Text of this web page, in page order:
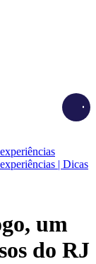
| Dicas
um
do RJ